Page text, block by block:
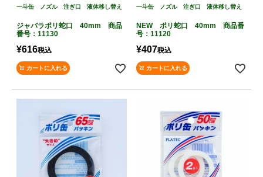
一斗缶 ノズル 注ぎ口 液体移し替え
ジャバラポリ蛇口 40mm 商品
番号：11130
¥616税込
カートに入れる
一斗缶 ノズル 注ぎ口 液体移し替え
NEW ポリ蛇口 40mm 商品番
号：11120
¥407税込
カートに入れる